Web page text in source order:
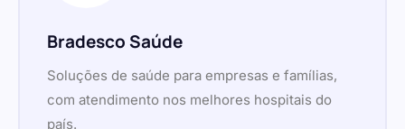
Bradesco Saúde
Soluções de saúde para empresas e famílias,
com atendimento nos melhores hospitais do
país.